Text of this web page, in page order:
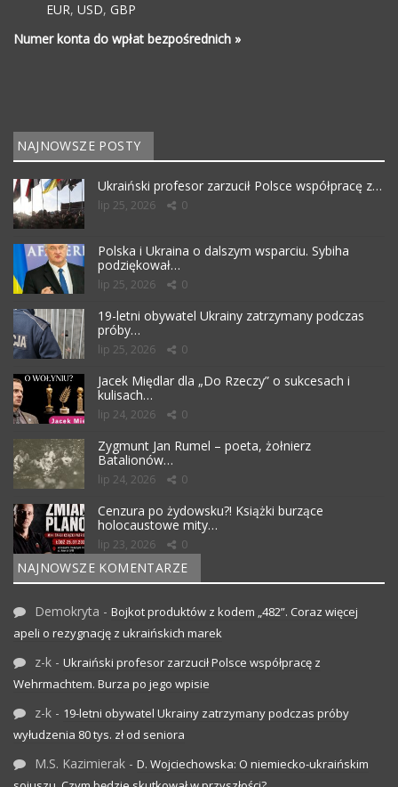
EUR, USD, GBP
Numer konta do wpłat bezpośrednich »
NAJNOWSZE POSTY
Ukraiński profesor zarzucił Polsce współpracę z…
lip 25, 2026 0
Polska i Ukraina o dalszym wsparciu. Sybiha
podziękował…
lip 25, 2026 0
19-letni obywatel Ukrainy zatrzymany podczas
próby…
lip 25, 2026 0
Jacek Międlar dla „Do Rzeczy” o sukcesach i
kulisach…
lip 24, 2026 0
Zygmunt Jan Rumel – poeta, żołnierz
Batalionów…
lip 24, 2026 0
Cenzura po żydowsku?! Książki burzące
holocaustowe mity…
lip 23, 2026 0
NAJNOWSZE KOMENTARZE
Demokryta - Bojkot produktów z kodem „482”. Coraz więcej
apeli o rezygnację z ukraińskich marek
z-k - Ukraiński profesor zarzucił Polsce współpracę z
Wehrmachtem. Burza po jego wpisie
z-k - 19-letni obywatel Ukrainy zatrzymany podczas próby
wyłudzenia 80 tys. zł od seniora
M.S. Kazimierak - D. Wojciechowska: O niemiecko-ukraińskim